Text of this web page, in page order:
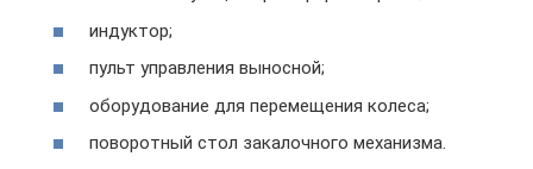
индуктор;
пульт управления выносной;
оборудование для перемещения колеса;
поворотный стол закалочного механизма.